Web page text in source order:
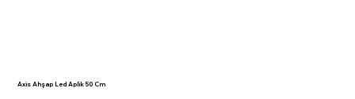
Axis Ahşap Led Aplik 50 Cm